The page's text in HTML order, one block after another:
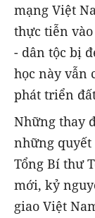
mạng Việt
thực tiễn
- dân tộc bị
học này vẫn
phát triển
Những thay
những quyết
Tổng Bí thư
mới, kỷ
giao Việt